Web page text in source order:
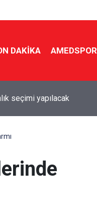
DAKIKA AMEDSPOR
kimdir?